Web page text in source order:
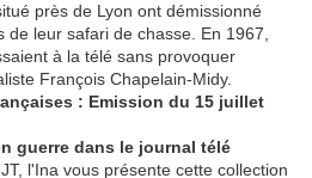
près de Lyon ont démissionné
leur safari de chasse. En 1967,
à la télé sans provoquer
François Chapelain-Midy.
: Emission du 15 juillet
guerre dans le journal télé
l'Ina vous présente cette collection